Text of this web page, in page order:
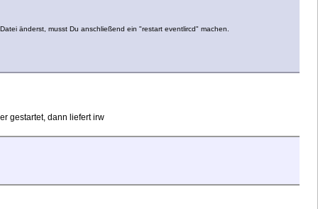
änderst, musst Du anschließend ein "restart eventlircd" machen.
gestartet, dann liefert irw